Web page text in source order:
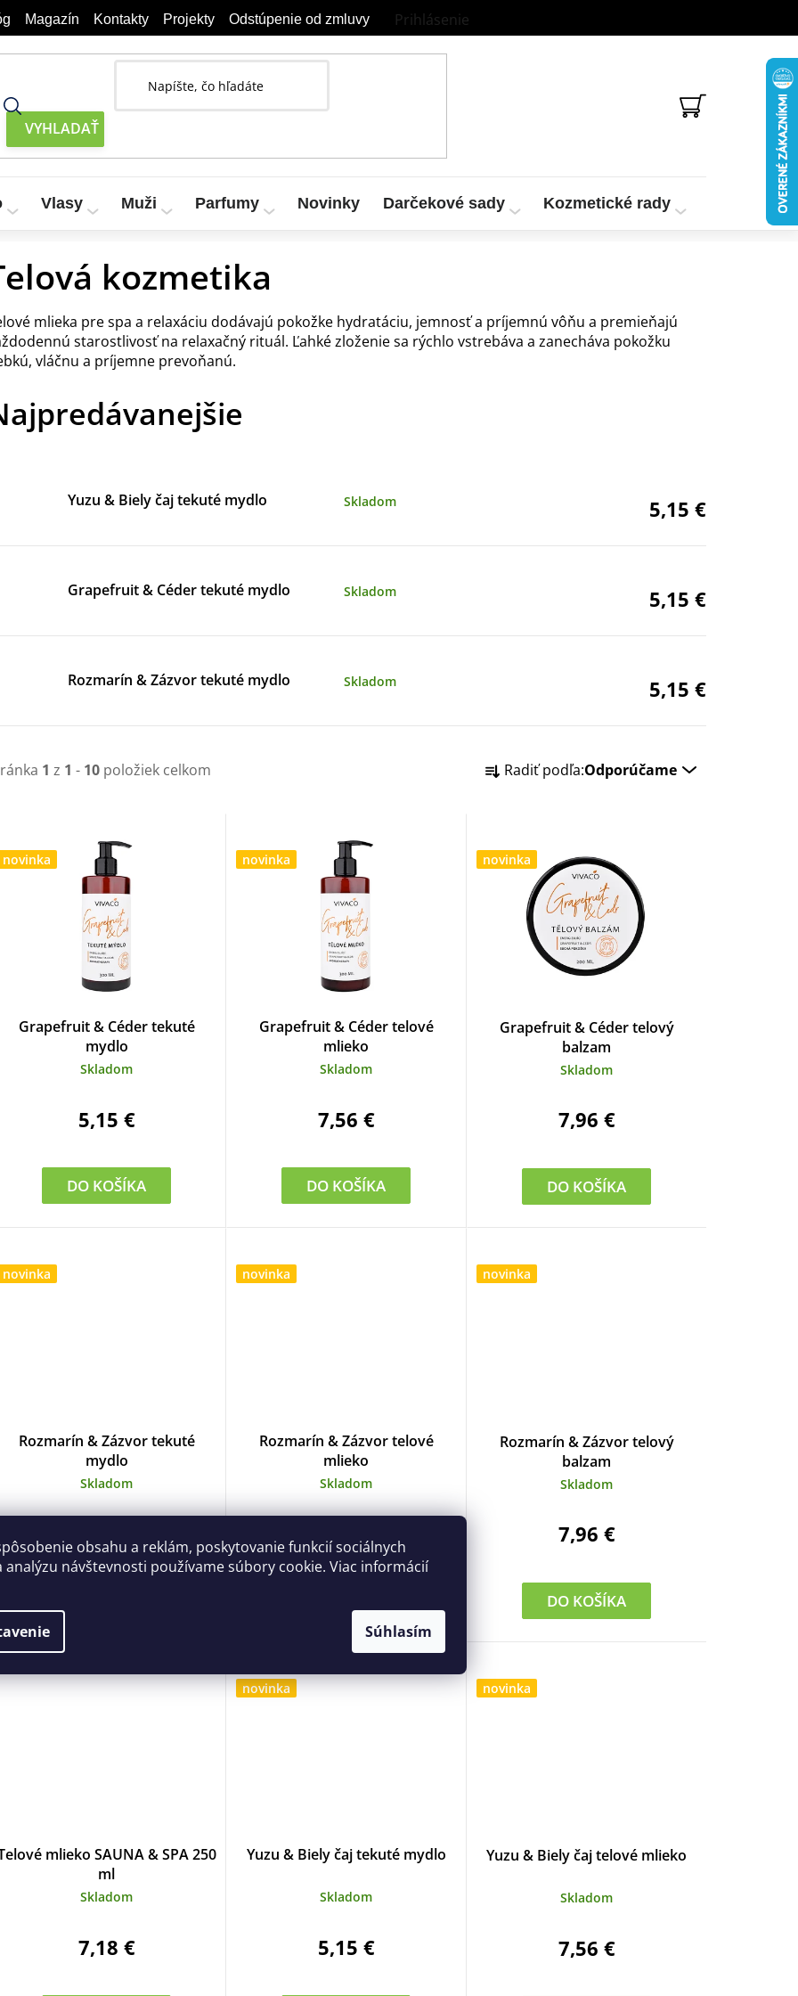
obsahu a reklám, poskytovanie funkcií sociálnych
analýzu návštevnosti používame súbory cookie. Viac informácií
Súhlasím
Magazín Kontakty Projekty Odstúpenie od zmluvy Prihlásenie
NÁKUPNÝ
KOŠÍK
Vlasy Muži Parfumy Novinky Darčekové sady Kozmetické rady Vzorky a
kozmetika
mlieka pre spa a relaxáciu dodávajú pokožke hydratáciu, jemnosť a príjemnú vôňu a premieňajú
starostlivosť na relaxačný rituál. Ľahké zloženie sa rýchlo vstrebáva a zanecháva pokožku
vláčnu a príjemne prevoňanú.
Yuzu & Biely čaj tekuté mydlo Skladom 5,15 €
Grapefruit & Céder tekuté mydlo Skladom 5,15 €
Rozmarín & Zázvor tekuté mydlo Skladom 5,15 €
1 z 1 - 10 položiek celkom
R
e
p
t
o
Radiť podľa:Odporúčame
novinka
Grapefruit & Céder tekuté
mydlo
Skladom
5,15 €
DO KOŠÍKA
novinka
Grapefruit & Céder telové
mlieko
Skladom
7,56 €
DO KOŠÍKA
novinka
Grapefruit & Céder telový
balzam
Skladom
7,96 €
DO KOŠÍKA
novinka
Rozmarín & Zázvor tekuté
mydlo
Skladom
novinka
Rozmarín & Zázvor telové
mlieko
Skladom
novinka
Rozmarín & Zázvor telový
balzam
Skladom
7,96 €
DO KOŠÍKA
mlieko SAUNA & SPA 250
ml
Skladom
7,18 €
novinka
Yuzu & Biely čaj tekuté mydlo
Skladom
5,15 €
novinka
Yuzu & Biely čaj telové mlieko
Skladom
7,56 €